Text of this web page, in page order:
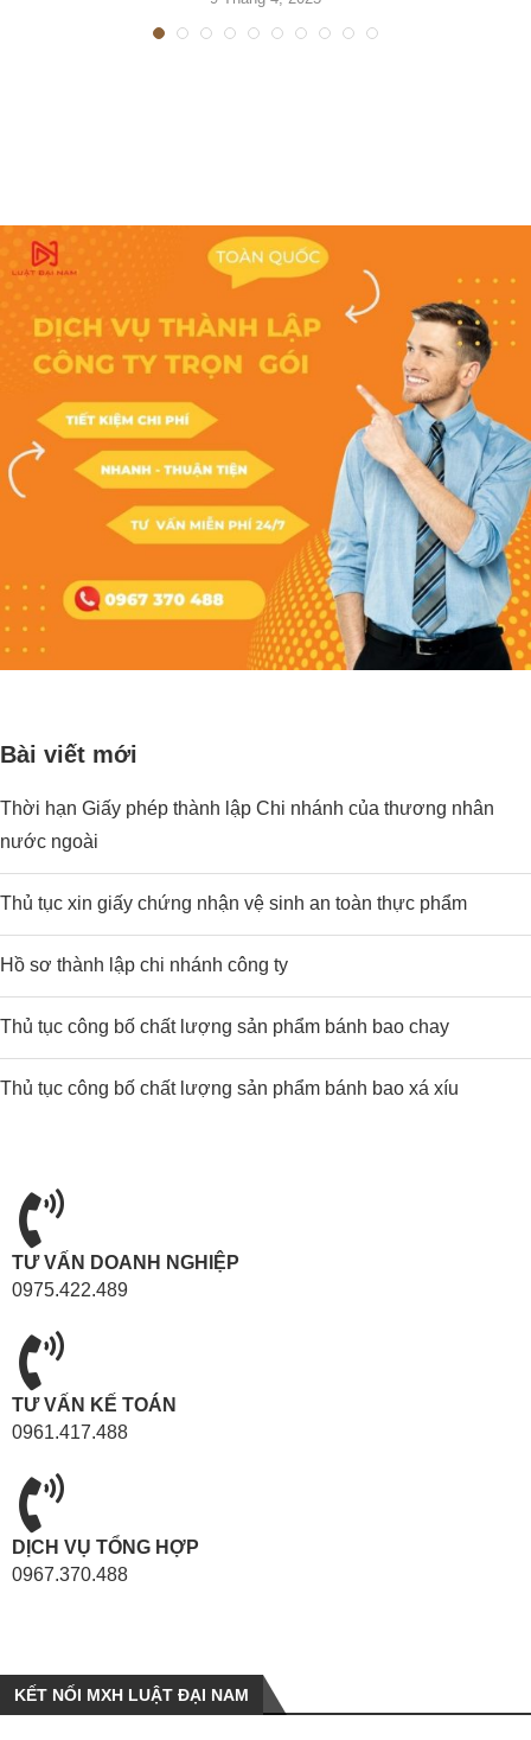
Bài viết mới
Thời hạn Giấy phép thành lập Chi nhánh của thương nhân
nước ngoài
Thủ tục xin giấy chứng nhận vệ sinh an toàn thực phẩm
Hồ sơ thành lập chi nhánh công ty
Thủ tục công bố chất lượng sản phẩm bánh bao chay
Thủ tục công bố chất lượng sản phẩm bánh bao xá xíu
TƯ VẤN DOANH NGHIỆP
0975.422.489
TƯ VẤN KẾ TOÁN
0961.417.488
DỊCH VỤ TỔNG HỢP
0967.370.488
KẾT NỐI MXH LUẬT ĐẠI NAM